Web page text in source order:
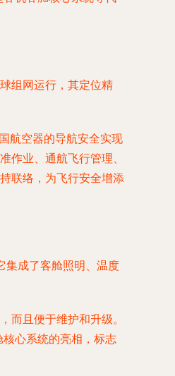
组网运行，其定位精
航空器的导航安全实现
作业、通航飞行管理、
联络，为飞行安全增添
集成了客舱照明、温度
而且便于维护和升级。
心系统的亮相，标志